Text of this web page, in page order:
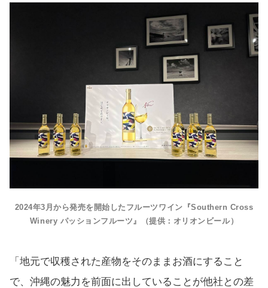
2024年3月から発売を開始したフルーツワイン『Southern Cross
Winery パッションフルーツ』（提供：オリオンビール）
「地元で収穫された産物をそのままお酒にすること
で、沖縄の魅力を前面に出していることが他社との差